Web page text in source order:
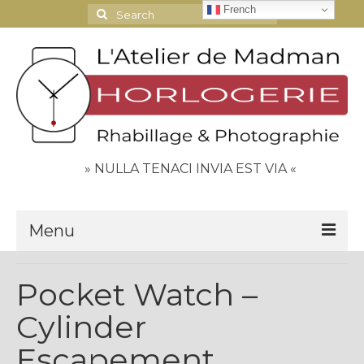
Search
for:
» NULLA TENACI INVIA EST VIA «
Menu
Contact
Espace Clients
Pocket Watch –
Cylinder
French